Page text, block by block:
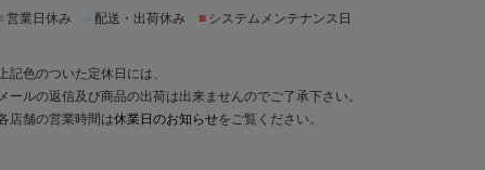
営業日休み 配送・出荷休み ■ システムメンテナンス日
上記色のついた定休日には、
メールの返信及び商品の出荷は出来ませんのでご了承下さい。
店舗の営業時間は休業日のお知らせをご覧ください。